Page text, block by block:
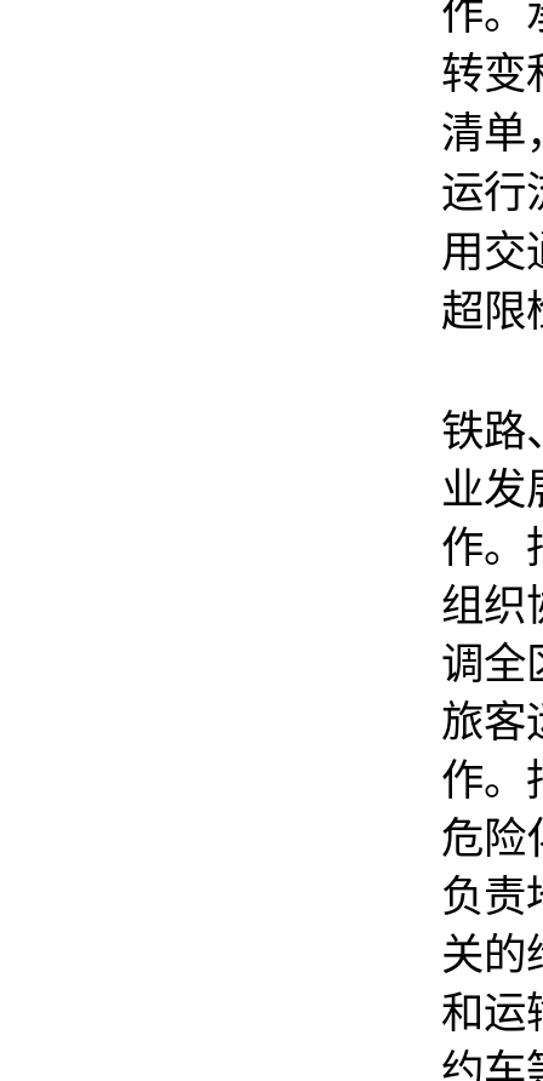
作。
转变
清单
运行
用交
超限
铁路
业发
作。
组织
调全
旅客
作。
危险
负责
关的
和运
约车